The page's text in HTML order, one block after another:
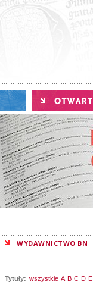
WYDAWNICTWO BN
Tytuły: wszystkie A B C D E